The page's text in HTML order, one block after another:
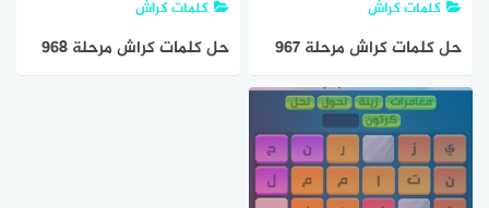
كلمات كراش
حل كلمات كراش مرحلة ٩٦٧
٩٦٨ ٩٦٩ ٩٧٠ ٩٧١
كلمات كراش
حل كلمات كراش مرحلة ٩٦٨